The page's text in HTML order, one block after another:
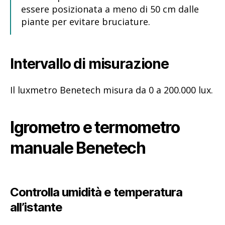
essere posizionata a meno di 50 cm dalle
piante per evitare bruciature.
Intervallo di misurazione
Il luxmetro Benetech misura da 0 a 200.000 lux.
Igrometro e termometro
manuale Benetech
Controlla umidità e temperatura
all’istante